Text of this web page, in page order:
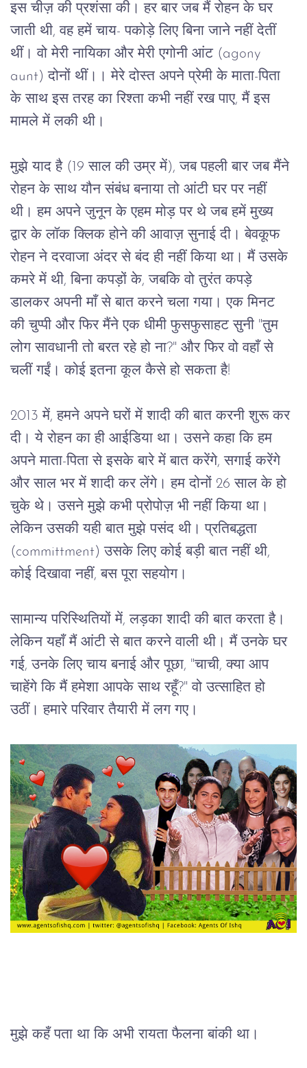
इस चीज़ की प्रशंसा की। हर बार जब मैं रोहन के घर
जाती थी, वह हमें चाय- पकोड़े लिए बिना जाने नहीं देतीं
थीं। वो मेरी नायिका और मेरी एगोनी आंट (agony
aunt) दोनों थीं।। मेरे दोस्त अपने प्रेमी के माता-पिता
के साथ इस तरह का रिश्ता कभी नहीं रख पाए, मैं इस
मामले में लकी थी।
मुझे याद है (19 साल की उम्र में), जब पहली बार जब मैंने
रोहन के साथ यौन संबंध बनाया तो आंटी घर पर नहीं
थी। हम अपने जुनून के एहम मोड़ पर थे जब हमें मुख्य
द्वार के लॉक क्लिक होने की आवाज़ सुनाई दी। बेवकूफ
रोहन ने दरवाजा अंदर से बंद ही नहीं किया था। मैं उसके
कमरे में थी, बिना कपड़ों के, जबकि वो तुरंत कपड़े
डालकर अपनी माँ से बात करने चला गया। एक मिनट
की चुप्पी और फिर मैंने एक धीमी फुसफुसाहट सुनी "तुम
लोग सावधानी तो बरत रहे हो ना?" और फिर वो वहाँ से
चलीं गईं। कोई इतना कूल कैसे हो सकता है!
2013 में, हमने अपने घरों में शादी की बात करनी शुरू कर
दी। ये रोहन का ही आईडिया था। उसने कहा कि हम
अपने माता-पिता से इसके बारे में बात करेंगे, सगाई करेंगे
और साल भर में शादी कर लेंगे। हम दोनों 26 साल के हो
चुके थे। उसने मुझे कभी प्रोपोज़ भी नहीं किया था।
लेकिन उसकी यही बात मुझे पसंद थी। प्रतिबद्धता
(committment) उसके लिए कोई बड़ी बात नहीं थी,
कोई दिखावा नहीं, बस पूरा सहयोग।
सामान्य परिस्थितियों में, लड़का शादी की बात करता है।
लेकिन यहाँ मैं आंटी से बात करने वाली थी। मैं उनके घर
गई, उनके लिए चाय बनाई और पूछा, "चाची, क्या आप
चाहेंगे कि मैं हमेशा आपके साथ रहूँ?" वो उत्साहित हो
उठीं। हमारे परिवार तैयारी में लग गए।
मुझे कहँ पता था कि अभी रायता फैलना बांकी था।